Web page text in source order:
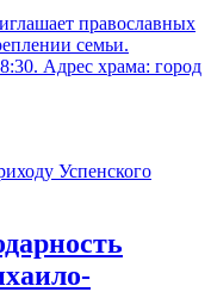
православных
семьи.
Адрес храма: город